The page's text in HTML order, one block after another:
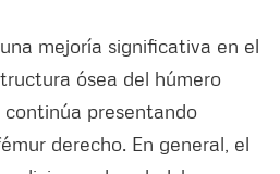
mejoría significativa en el
ósea del húmero
continúa presentando
derecho. En general, el